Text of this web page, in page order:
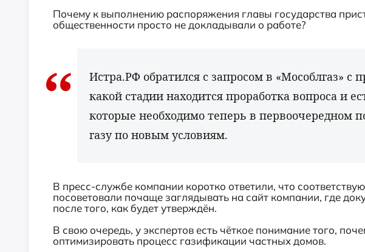
Почему к выполнению распоряжения главы государства
общественности просто не докладывали о работе?
Истра.РФ обратился с запросом в «Мособлгаз» с
какой стадии находится проработка вопроса и
которые необходимо теперь в первоочередном
газу по новым условиям.
В пресс-службе компании коротко ответили, что
посоветовали почаще заглядывать на сайт компании, где
после того, как будет утверждён.
В свою очередь, у экспертов есть чёткое понимание того,
оптимизировать процесс газификации частных домов.